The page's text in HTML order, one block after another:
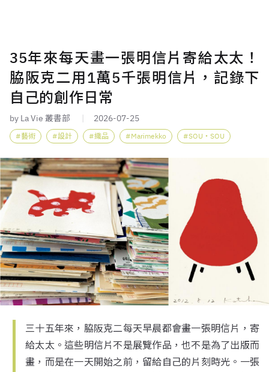
35年來每天畫一張明信片寄給太太！
脇阪克二用1萬5千張明信片，記錄下
自己的創作日常
by La Vie 叢書部 2026-07-25
藝術 設計 織品 Marimekko SOU・SOU
三十五年來，脇阪克二每天早晨都會畫一張明信片，寄
給太太。這些明信片不是展覽作品，也不是為了出版而
畫，而是在一天開始之前，留給自己的片刻時光。一張